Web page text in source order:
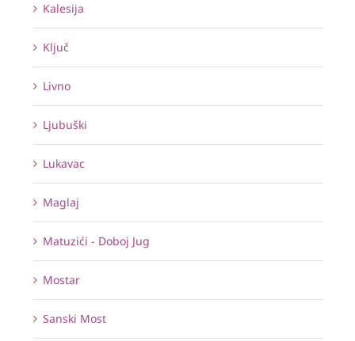
Kalesija
Ključ
Livno
Ljubuški
Lukavac
Maglaj
Matuzići - Doboj Jug
Mostar
Sanski Most